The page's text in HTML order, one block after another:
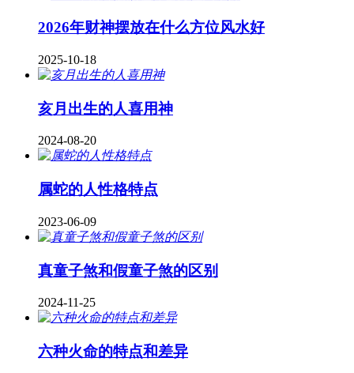
2026年财神摆放在什么方位风水好
2025-10-18
亥月出生的人喜用神
2024-08-20
属蛇的人性格特点
2023-06-09
真童子煞和假童子煞的区别
2024-11-25
六种火命的特点和差异